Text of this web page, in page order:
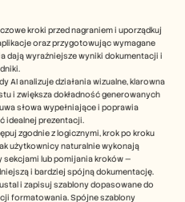
kroki przed nagraniem i uporządkuj
oraz przygotowując wymagane
dają wyraźniejsze wyniki dokumentacji i
AI analizuje działania wizualne, klarowna
i zwiększa dokładność generowanych
słowa wypełniające i poprawia
idealnej prezentacji.
zgodnie z logicznymi, krok po kroku
użytkownicy naturalnie wykonają
sekcjami lub pomijania kroków —
i bardziej spójną dokumentację.
i zapisuj szablony dopasowane do
formatowania. Spójne szablony